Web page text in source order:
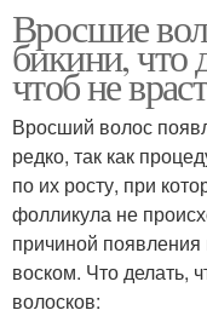
Вросшие
бикини, что
чтоб не
Вросший волос
редко, так как
по их росту, при
фолликула не
причиной
воском. Что делать,
волосков: